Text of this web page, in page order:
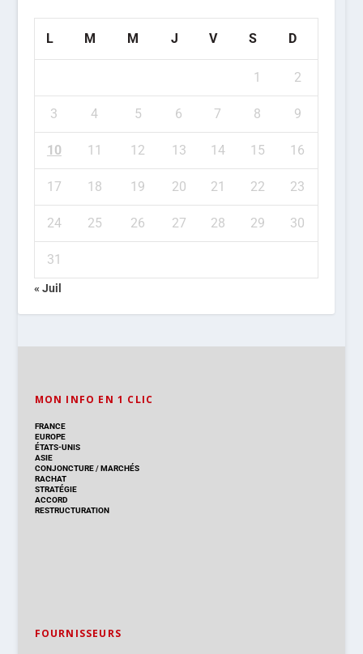
L M M J V S D
1 2
3 4 5 6 7 8 9
10 11 12 13 14 15 16
17 18 19 20 21 22 23
24 25 26 27 28 29 30
31
« Juil
MON INFO EN 1 CLIC
FRANCE
EUROPE
ÉTATS-UNIS
ASIE
CONJONCTURE/MARCHÉS
RACHAT
STRATÉGIE
ACCORD
RESTRUCTURATION
FOURNISSEURS